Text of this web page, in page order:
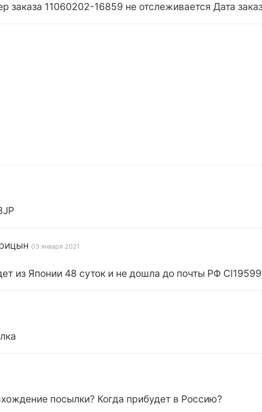
заказа 11060202-16859 не отслеживается Дата
03 января 2021
из Японии 48 суток и не дошла до почты РФ
посылки? Когда прибудет в Россию?